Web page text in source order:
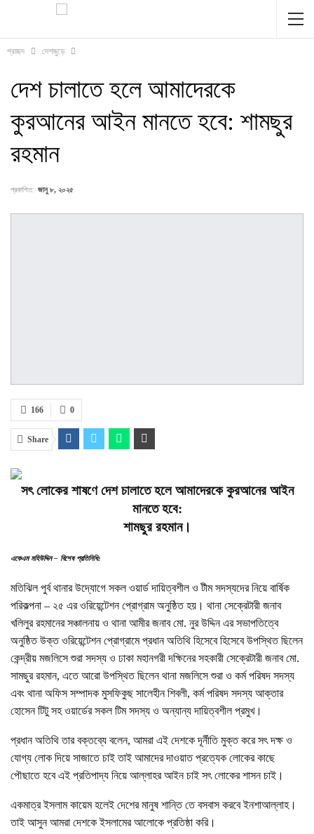
প্রচ্ছদ দেশজুড়ে
দেশ চালাতে হলে আমাদেরকে
কুরআনের আইন মানতে হবে: শামছুর
রহমান
প্রকাশিত: জানু ৮, ২০২৫
0
166
Share
সৎ লোকের শাষণে দেশ চালাতে হলে আমাদেরকে কুরআনের আইন
মানতে হবে:
শামছুর রহমান।
একেএম মহিউদ্দিন – বিশেষ প্রতিনিধি:
মতিঝিল পুর্ব থানার উদ্যোগে সকল ওয়ার্ড দায়িত্বশীল ও টীম সদস্যদের নিয়ে বার্ষিক
পরিকল্পনা – ২৫ এর ওরিয়েন্টেশন প্রোগ্রাম অনুষ্ঠিত হয়। থানা সেক্রেটারী জনাব
খলিলুর রহমানের সঞ্চালনায় ও থানা আমীর জনাব মো. নুর উদ্দিন এর সভাপতিত্বে
অনুষ্ঠিত উক্ত ওরিয়েন্টেশন প্রোগ্রামে প্রধান অতিথি হিসেবে হিসেবে উপস্থিত ছিলেন
কেন্দ্রীয় মজলিসে শুরা সদস্য ও ঢাকা মহানগরী দক্ষিনের সহকারী সেক্রেটারী জনাব মো.
সামছুর রহমান, এতে আরো উপস্থিত ছিলেন থানা মজলিসে শুরা ও কর্ম পরিষদ সদস্য
এবং থানা অফিস সম্পাদক মুসফিকুছ সালেহীন শিবলী, কর্ম পরিষদ সদস্য আক্তার
হোসেন টিটু সহ ওয়ার্ডের সকল টিম সদস্য ও অন্যান্য দায়িত্বশীল প্রমুখ।
প্রধান অতিথি তার বক্তব্যে বলেন, আমরা এই দেশকে দূর্নীতি মুক্ত করে সৎ দক্ষ ও
যোগ্য লোক দিয়ে সাজাতে চাই তাই আমাদের দাওয়াত প্রত্যেক লোকের কাছে
পৌছাতে হবে এই প্রতিপাদ্য নিয়ে আল্লাহর আইন চাই সৎ লোকের শাসন চাই।
একমাত্র ইসলাম কায়েম হলেই দেশের মানুষ শান্তি তে বসবাস করবে ইনশাআল্লাহ।
তাই আসুন আমরা দেশকে ইসলামের আলোকে প্রতিষ্ঠা করি।